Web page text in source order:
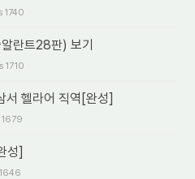
1740
란트28판) 보기
1710
서 헬라어 직역[완성]
1679
성]
1646